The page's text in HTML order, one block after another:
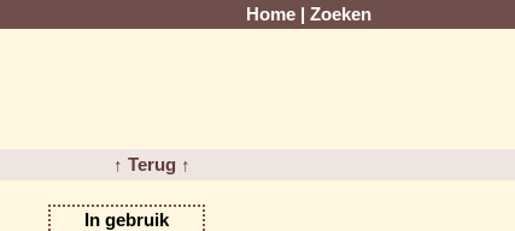
Home Zoeken
↑ Terug ↑
In gebruik